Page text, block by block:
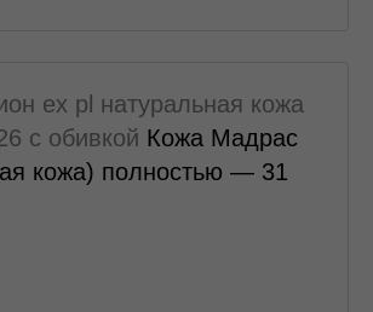
ех pl натуральная кожа
с обивкой Кожа Мадрас
кожа) полностью — 31